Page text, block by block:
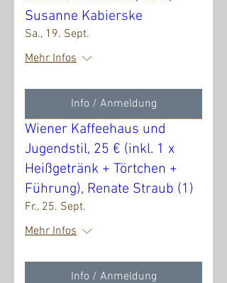
Susanne Kabierske
Sa., 19. Sept.
Mehr Infos
Info / Anmeldung
Wiener Kaffeehaus und
Jugendstil, 25 € (inkl. 1 x
Heißgetränk + Törtchen +
Führung), Renate Straub (1)
Fr., 25. Sept.
Mehr Infos
Info / Anmeldung